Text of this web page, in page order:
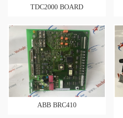
TDC2000 BOARD
ABB BRC410